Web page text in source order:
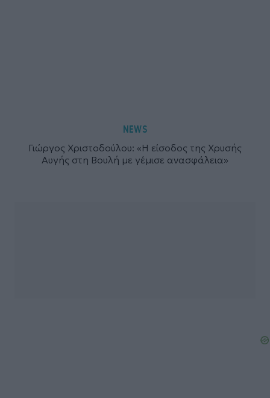
NEWS
Γιώργος Χριστοδούλου: «Η είσοδος της Χρυσής
Αυγής στη Βουλή με γέμισε ανασφάλεια»